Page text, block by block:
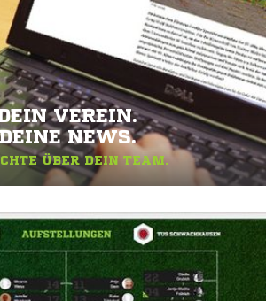
VEREIN.
NEWS.
ÜBER DEIN TEAM.